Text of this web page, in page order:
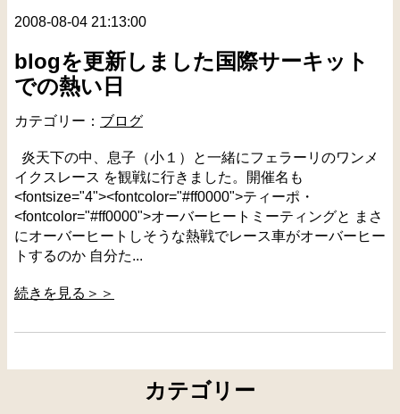
2008-08-04 21:13:00
blogを更新しました国際サーキット
での熱い日
カテゴリー： ブログ
炎天下の中、息子（小１）と一緒にフェラーリのワンメ
イクスレース を観戦に行きました。開催名も
<fontsize="4"><fontcolor="#ff0000">ティーポ・
<fontcolor="#ff0000">オーバーヒートミーティングと まさ
にオーバーヒートしそうな熱戦でレース車がオーバーヒー
トするのか 自分た...
続きを見る＞＞
カテゴリー